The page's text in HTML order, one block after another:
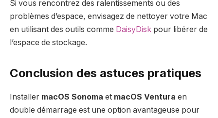
Si vous rencontrez des ralentissements ou des
problèmes d’espace, envisagez de nettoyer votre Mac
en utilisant des outils comme DaisyDisk pour libérer de
l’espace de stockage.
Conclusion des astuces pratiques
Installer macOS Sonoma et macOS Ventura en
double démarrage est une option avantageuse pour